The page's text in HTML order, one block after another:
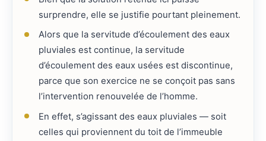
surprendre, elle se justifie pourtant pleinement.
Alors que la servitude d’écoulement des eaux
pluviales est continue, la servitude
d’écoulement des eaux usées est discontinue,
parce que son exercice ne se conçoit pas sans
l’intervention renouvelée de l’homme.
En effet, s’agissant des eaux pluviales — soit
celles qui proviennent du toit de l’immeuble